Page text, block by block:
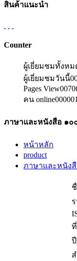
สินค้าแนะนำ
Counter
ผู้เยี่ยมชมทั้งหม
ผู้เยี่ยมชมวันนี้
Pages View
คน online000001
ภาษาและหนังสือ ๑๐
หน้าหลัก
product
ภาษาและหนัง